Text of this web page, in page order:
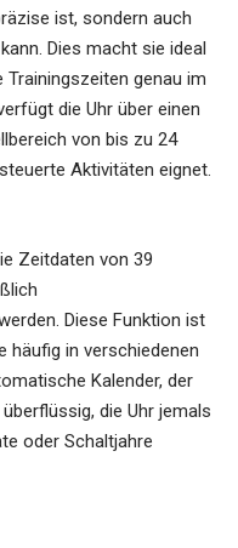
ist, sondern auch
Dies macht sie ideal
genau im
die Uhr über einen
von bis zu 24
Aktivitäten eignet.
Zeitdaten von 39
Diese Funktion ist
häufig in verschiedenen
Kalender, der
die Uhr jemals
oder Schaltjahre